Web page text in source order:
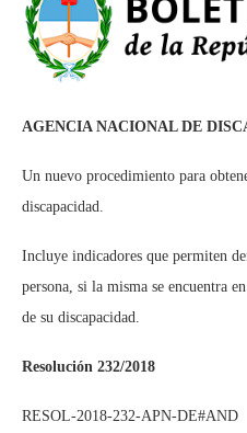
AGENCIA NACIONAL DE
Un nuevo procedimiento para
discapacidad.
Incluye indicadores que permiten
persona, si la misma se encuentra
de su discapacidad.
Resolución 232/2018
RESOL-2018-232-APN-DE#AND